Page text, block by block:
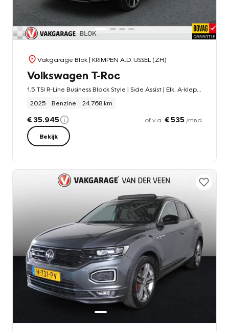
Vakgarage Blok| KRIMPEN A.D. IJSSEL (ZH)
Volkswagen T-Roc
2025
Benzine 24.768 km
€ 35.945 of v.a. € 535 /mnd
Bekijk